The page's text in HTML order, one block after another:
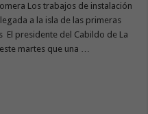
Los trabajos de instalación
a la isla de las primeras
presidente del Cabildo de La
martes que una …